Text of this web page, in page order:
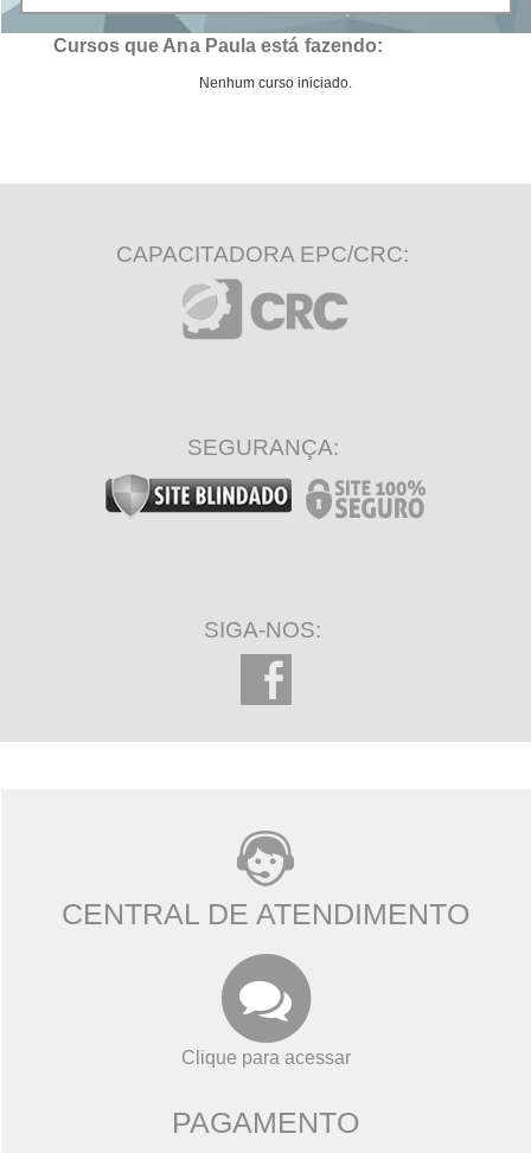
Cursos que Ana Paula está fazendo:
Nenhum curso iniciado.
CAPACITADORA EPC/CRC:
SEGURANÇA:
SIGA-NOS:
CENTRAL DE ATENDIMENTO
Clique para acessar
PAGAMENTO